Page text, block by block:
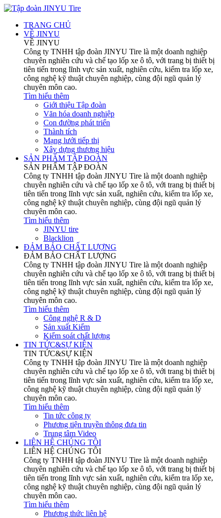
TRANG CHỦ
VỀ JINYU
VỀ JINYU
Công ty TNHH tập đoàn JINYU Tire là một doanh nghiệp
chuyên nghiên cứu và chế tạo lốp xe ô tô, với trang bị thiết bị
tiên tiến trong lĩnh vực sản xuất, nghiên cứu, kiểm tra lốp xe,
công nghệ kỹ thuật chuyên nghiệp, cùng đội ngũ quản lý
chuyên môn cao.
Tìm hiểu thêm
Giới thiệu Tập đoàn
Văn hóa doanh nghiệp
Con đường phát triển
Thành tích
Mạng lưới tiếp thị
Xây dựng thương hiệu
SẢN PHẨM TẬP ĐOÀN
SẢN PHẨM TẬP ĐOÀN
Công ty TNHH tập đoàn JINYU Tire là một doanh nghiệp
chuyên nghiên cứu và chế tạo lốp xe ô tô, với trang bị thiết bị
tiên tiến trong lĩnh vực sản xuất, nghiên cứu, kiểm tra lốp xe,
công nghệ kỹ thuật chuyên nghiệp, cùng đội ngũ quản lý
chuyên môn cao.
Tìm hiểu thêm
JINYU tire
Blacklion
ĐẢM BẢO CHẤT LƯỢNG
ĐẢM BẢO CHẤT LƯỢNG
Công ty TNHH tập đoàn JINYU Tire là một doanh nghiệp
chuyên nghiên cứu và chế tạo lốp xe ô tô, với trang bị thiết bị
tiên tiến trong lĩnh vực sản xuất, nghiên cứu, kiểm tra lốp xe,
công nghệ kỹ thuật chuyên nghiệp, cùng đội ngũ quản lý
chuyên môn cao.
Tìm hiểu thêm
Công nghệ R & D
Sản xuất Kiểm
Kiểm soát chất lượng
TIN TỨC&SỰ KIỆN
TIN TỨC&SỰ KIỆN
Công ty TNHH tập đoàn JINYU Tire là một doanh nghiệp
chuyên nghiên cứu và chế tạo lốp xe ô tô, với trang bị thiết bị
tiên tiến trong lĩnh vực sản xuất, nghiên cứu, kiểm tra lốp xe,
công nghệ kỹ thuật chuyên nghiệp, cùng đội ngũ quản lý
chuyên môn cao.
Tìm hiểu thêm
Tin tức công ty
Phương tiện truyền thông đưa tin
Trung tâm Video
LIÊN HỆ CHÚNG TÔI
LIÊN HỆ CHÚNG TÔI
Công ty TNHH tập đoàn JINYU Tire là một doanh nghiệp
chuyên nghiên cứu và chế tạo lốp xe ô tô, với trang bị thiết bị
tiên tiến trong lĩnh vực sản xuất, nghiên cứu, kiểm tra lốp xe,
công nghệ kỹ thuật chuyên nghiệp, cùng đội ngũ quản lý
chuyên môn cao.
Tìm hiểu thêm
Phương thức liên hệ